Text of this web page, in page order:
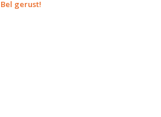
Bel gerust!